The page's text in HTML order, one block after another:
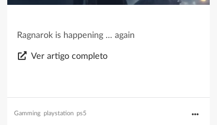
Ragnarok is happening … again
Ver artigo completo
Gamming playstation ps5